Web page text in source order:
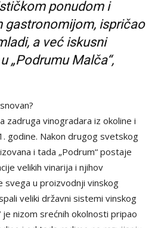
ponudom i
gastronomijom, ispričao
a već iskusni
„Podrumu Malča“,
zadruga vinogradara iz okoline i
godine. Nakon drugog svetskog
i tada „Podrum“ postaje
velikih vinarija i njihov
svega u proizvodnji vinskog
veliki državni sistemi vinskog
je nizom srećnih okolnosti pripao